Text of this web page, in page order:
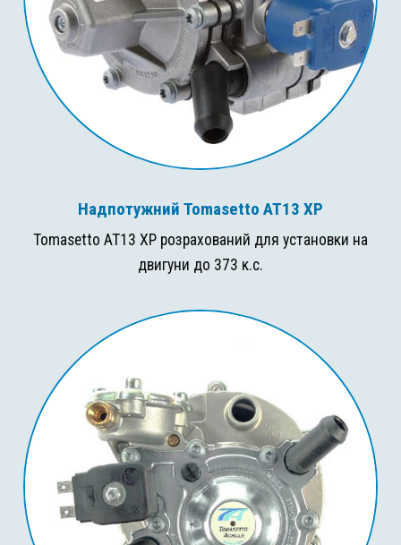
Надпотужний Tomasetto AT13 XP
Tomasetto AT13 XP розрахований для установки на
двигуни до 373 к.с.